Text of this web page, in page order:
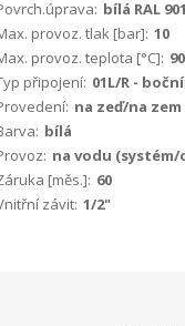
bílá RAL
provoz. tlak [bar]: 10
provoz. teplota [°C]: 90
připojení: 01L/R - boční
na zeď/na zem
bílá
na vodu
[měs.]: 60
závit: 1/2"